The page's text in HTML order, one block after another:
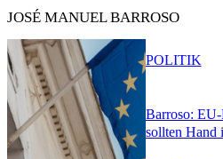
JOSÉ MANUEL BARROSO
Barroso:
sollten Hand
POLITIK